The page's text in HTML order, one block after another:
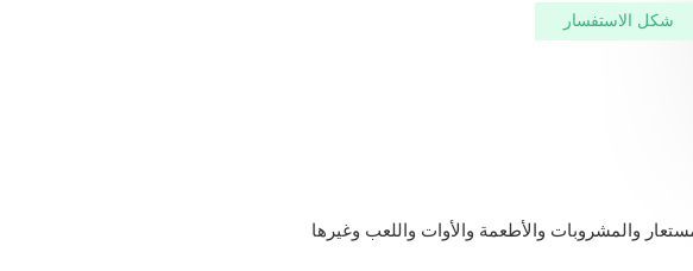
شكل الاستفسار
والمشروبات والأطعمة والأوات واللعب وغيرها